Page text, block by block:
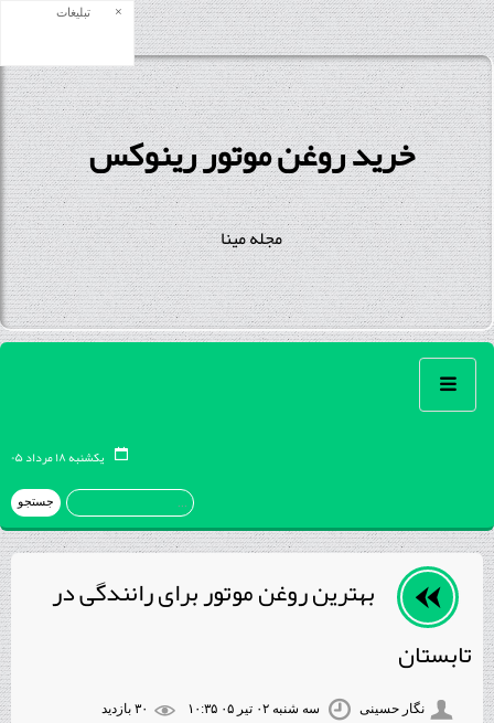
خرید روغن موتور رینوکس
مجله مینا
یکشنبه ۱۸ مرداد ۰۵
بهترین روغن موتور برای رانندگی در
تابستان
نگار حسینی سه شنبه ۰۲ تیر ۰۵ ۱۰:۳۵
تبلیغات ×